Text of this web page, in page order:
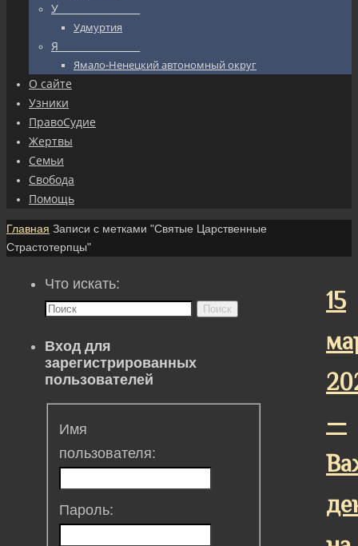
У_________________
Удмуртия
Я_________________
Ямало-Ненецкий автономный округ
О сайте
Узники
ПравоСудие
Жертвы
Семьи
Свобода
Помощь
Главная Записи с метками "Святые Царственные
Страстотерпцы"
15
—
Что искать:
Поиск
Вход для
зарегистрированных
пользователей
Имя
пользователя:
Пароль: